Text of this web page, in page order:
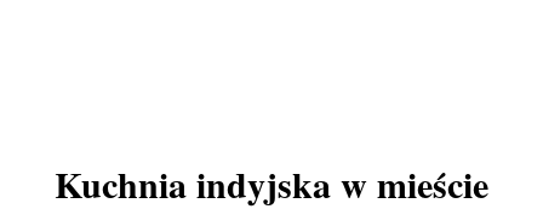
Kuchnia indyjska w mieście